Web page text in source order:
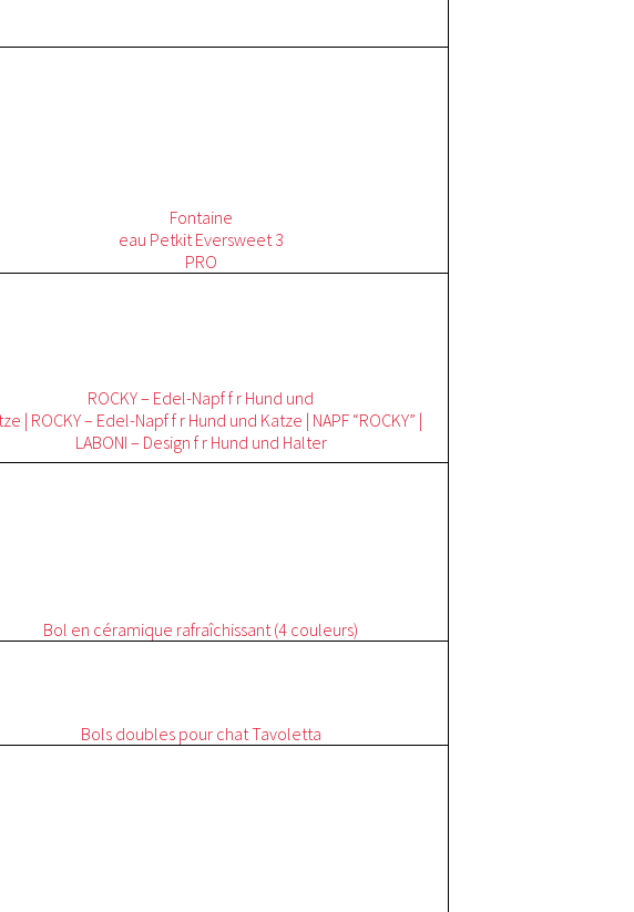
Fontaine
eau Petkit Eversweet3
PRO
ROCKY – Edel-Napf f r Hund und
| ROCKY – Edel-Napf f r Hund und Katze | NAPF “ROCKY” |
LABONI – Design f r Hund und Halter
Bol en céramique rafraîchissant (4 couleurs)
Bols doubles pour chat Tavoletta